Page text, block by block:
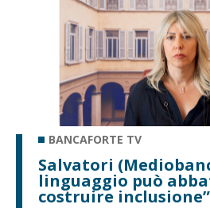
BANCAFORTE TV
Salvatori
linguaggio può
costruire inclusione”